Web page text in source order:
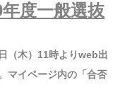
度一般選抜
（木）11時よりweb出
マイページ内の「合否